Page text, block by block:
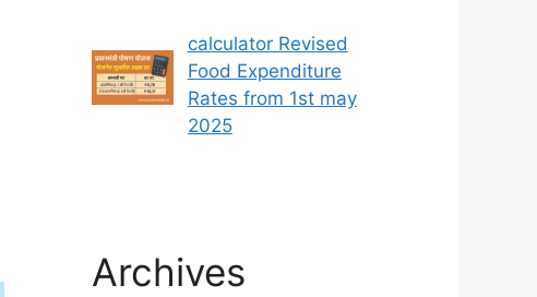
calculator Revised
Food Expenditure
Rates from 1st may
2025
Archives